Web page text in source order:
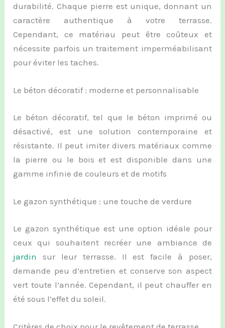
durabilité. Chaque pierre est unique, donnant un
caractère authentique à votre terrasse.
Cependant, ce matériau peut être coûteux et
nécessite parfois un traitement imperméabilisant
pour éviter les taches.
Le béton décoratif : moderne et personnalisable
Le béton décoratif, tel que le béton imprimé ou
désactivé, est une solution contemporaine et
résistante. Il peut imiter divers matériaux comme
la pierre ou le bois et est disponible dans une
gamme infinie de couleurs et de motifs
Le gazon synthétique : une touche de verdure
Le gazon synthétique est une option idéale pour
ceux qui souhaitent recréer une ambiance de
jardin
sur leur terrasse. Il est facile à poser,
demande peu d’entretien et conserve son aspect
vert toute l’année. Cependant, il peut chauffer en
été sous l’effet du soleil.